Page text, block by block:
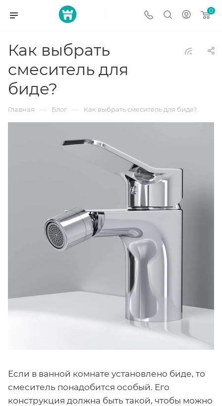
0
Как выбрать
смеситель для
биде?
Главная — Блог — Как выбрать смеситель для биде?
Если в ванной комнате установлено биде, то
смеситель понадобится особый. Его
конструкция должна быть такой, чтобы можно